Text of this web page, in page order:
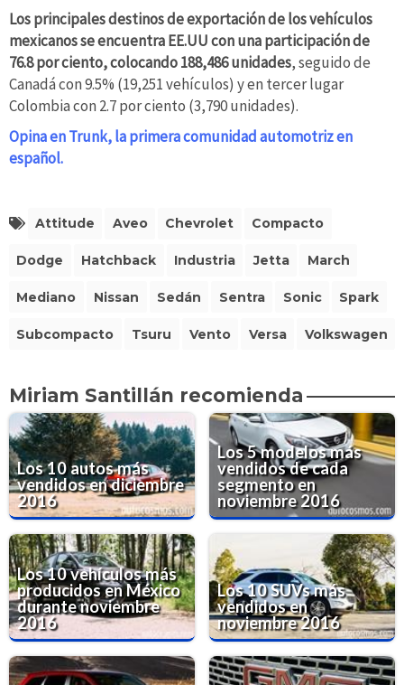
Los principales destinos de exportación de los vehículos
mexicanos se encuentra EE.UU con una participación de
76.8 por ciento, colocando 188,486 unidades, seguido de
Canadá con 9.5% (19,251 vehículos) y en tercer lugar
Colombia con 2.7 por ciento (3,790 unidades).
Opina en Trunk, la primera comunidad automotriz en
español.
Attitude Aveo Chevrolet Compacto
Dodge Hatchback Industria Jetta March
Mediano Nissan Sedán Sentra Sonic Spark
Subcompacto Tsuru Vento Versa Volkswagen
Miriam Santillán recomienda
Los 10 autos más
vendidos en diciembre
2016
Los 5 modelos más
vendidos de cada
segmento en
noviembre 2016
Los 10 vehículos más
producidos en México
durante noviembre
2016
Los 10 SUVs más
vendidos en
noviembre 2016